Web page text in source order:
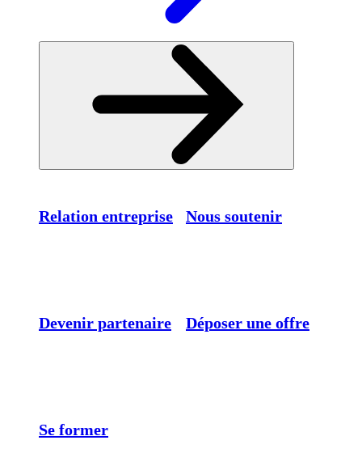
Relation entreprise Nous soutenir
Devenir partenaire Déposer une offre
Se former